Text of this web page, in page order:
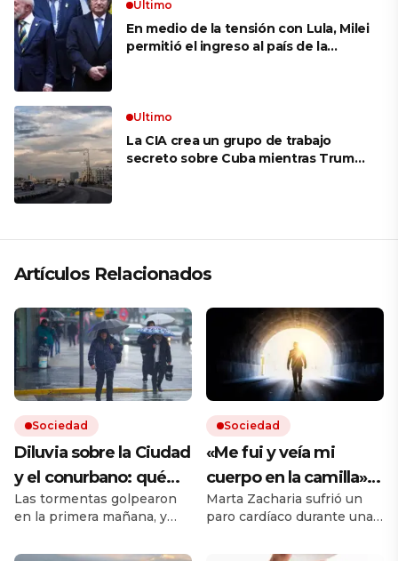
Ultimo
En medio de la tensión con Lula, Milei
permitió el ingreso al país de la
Ultimo
La CIA crea un grupo de trabajo
secreto sobre Cuba mientras Trump
Artículos Relacionados
Sociedad
Diluvia sobre la Ciudad
y el conurbano: qué
dice el pronóstico para
las próximas horas
Las tormentas golpearon
en la primera mañana, y
jueves. Hay cortes de luz
Sociedad
«Me fui y veía mi
cuerpo en la camilla»:
vivió un caso similar al
de Víctor Sueiro y la
ciencia tiene una
Marta Zacharia sufrió un
paro cardíaco durante una
reanimada. Durante esos